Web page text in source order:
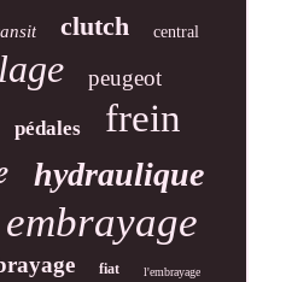
clutch central
peugeot
pédales frein
hydraulique
embrayage
fiat l'embrayage